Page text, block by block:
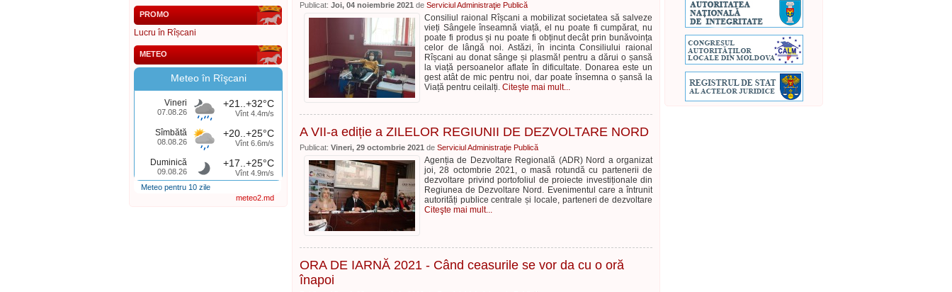
PROMO
Lucru în Rîșcani
METEO
Meteo în Rîşcani
Vineri
07.08.26
+21..+32°C
Vînt 4.4m/s
Sîmbătă
08.08.26
+20..+25°C
Vînt 6.6m/s
Duminică
09.08.26
+17..+25°C
Vînt 4.9m/s
Meteo pentru 10 zile
meteo2.md
Publicat: Joi, 04 noiembrie 2021 de Serviciul Administraţie Publică
Consiliul raional Rîșcani a mobilizat societatea să salveze
vieți Sângele înseamnă viață, el nu poate fi cumpărat, nu
poate fi produs și nu poate fi obținut decât prin bunăvoința
celor de lângă noi. Astăzi, în incinta Consiliului raional
Rîșcani au donat sânge și plasmă! pentru a dărui o șansă
la viață persoanelor aflate în dificultate. Donarea este un
gest atât de mic pentru noi, dar poate însemna o șansă la
Viață pentru ceilalți. Citeşte mai mult...
A VII-a ediție a ZILELOR REGIUNII DE DEZVOLTARE NORD
Publicat: Vineri, 29 octombrie 2021 de Serviciul Administraţie Publică
Agenția de Dezvoltare Regională (ADR) Nord a organizat
joi, 28 octombrie 2021, o masă rotundă cu partenerii de
dezvoltare privind portofoliul de proiecte investiționale din
Regiunea de Dezvoltare Nord. Evenimentul care a întrunit
autorități publice centrale și locale, parteneri de dezvoltare
Citeşte mai mult...
ORA DE IARNĂ 2021 - Când ceasurile se vor da cu o oră
înapoi